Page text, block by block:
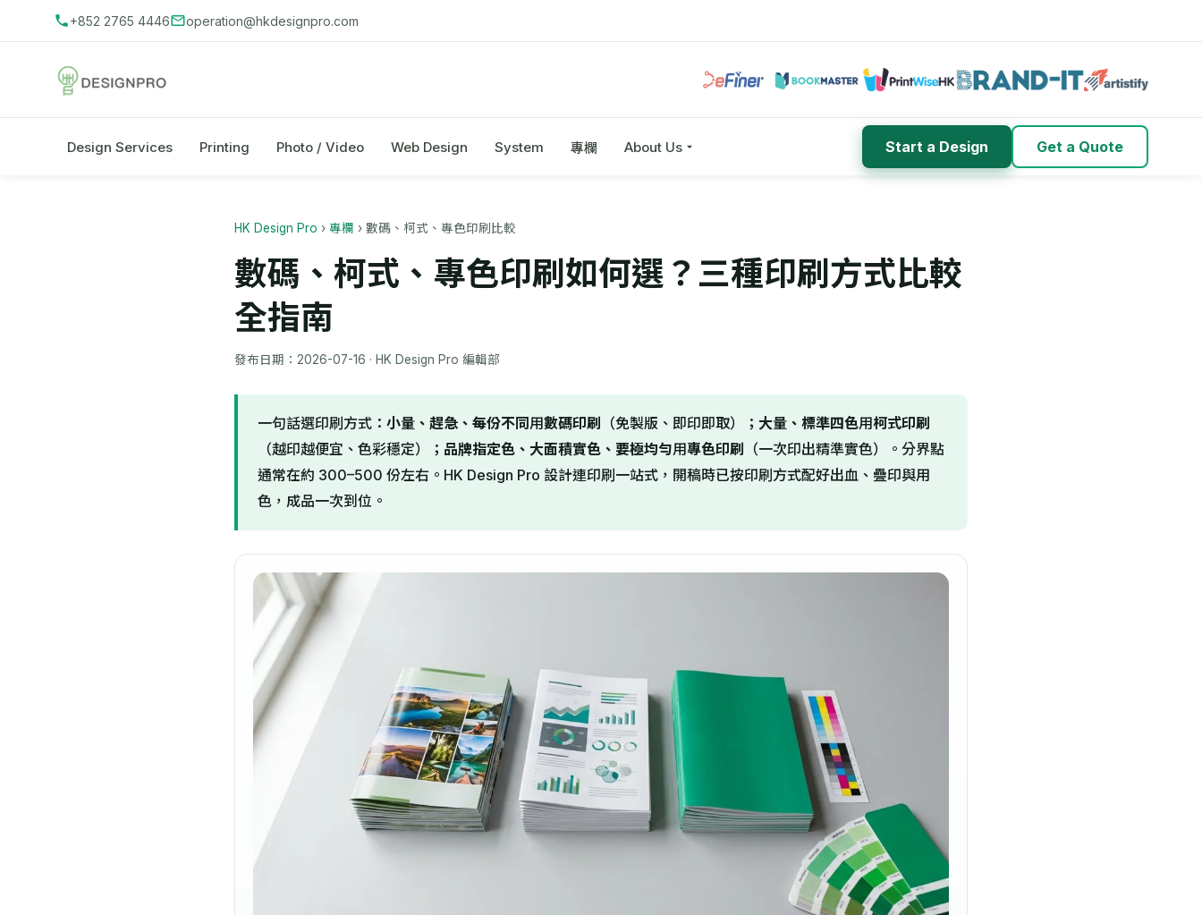
+852 2765 4446 operation@hkdesignpro.com
Design Services Printing Photo / Video Web Design System 專欄 About Us Start a Design Get a Quote
HK Design Pro › 專欄 › 數碼、柯式、專色印刷比較
數碼、柯式、專色印刷如何選？三種印刷方式比較
全指南
發布日期： 2026-07-16 · HK Design Pro 編輯部
一句話選印刷方式： 小量、趕急、每份不同用數碼印刷 （免製版、即印即取）； 大量、標準四色用柯式印刷
（越印越便宜、色彩穩定）； 品牌指定色、大面積實色、要極均勻用專色印刷 （一次印出精準實色）。分界點
通常在約 300–500 份左右。HK Design Pro 設計連印刷一站式，開稿時已按印刷方式配好出血、疊印與用
色，成品一次到位。